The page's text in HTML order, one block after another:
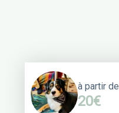
à partir de
20€